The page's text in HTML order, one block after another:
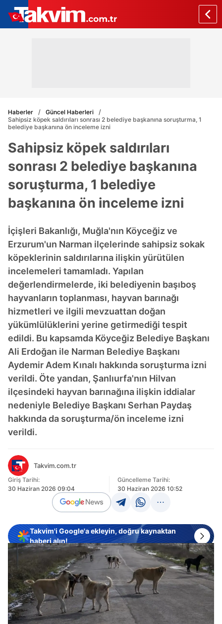
Haberler
Güncel Haberleri
Sahipsiz köpek saldırıları sonrası 2 belediye başkanına soruşturma, 1
belediye başkanına ön inceleme izni
Sahipsiz köpek saldırıları
sonrası 2 belediye başkanına
soruşturma, 1 belediye
başkanına ön inceleme izni
İçişleri Bakanlığı, Muğla'nın Köyceğiz ve
Erzurum'un Narman ilçelerinde sahipsiz sokak
köpeklerinin saldırılarına ilişkin yürütülen
incelemeleri tamamladı. Yapılan
değerlendirmelerde, iki belediyenin başıboş
hayvanların toplanması, hayvan barınağı
hizmetleri ve ilgili mevzuattan doğan
yükümlülüklerini yerine getirmediği tespit
edildi. Bu kapsamda Köyceğiz Belediye Başkanı
Ali Erdoğan ile Narman Belediye Başkanı
Aydemir Adem Kınalı hakkında soruşturma izni
verildi. Öte yandan, Şanlıurfa'nın Hilvan
ilçesindeki hayvan barınağına ilişkin iddialar
nedeniyle Belediye Başkanı Serhan Paydaş
hakkında da soruşturma/ön inceleme izni
verildi.
Takvim.com.tr
Giriş Tarihi:
30 Haziran 2026 09:04
Güncelleme Tarihi:
30 Haziran 2026 10:52
Takvim'i Google'a ekleyin, doğru kaynaktan
haberi alın!